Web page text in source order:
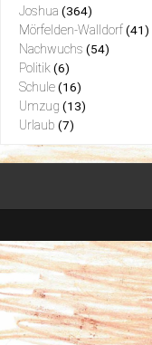
Joshua (364)
Mörfelden-Walldorf (41)
Nachwuchs (54)
Politik (6)
Schule (16)
Umzug (13)
Urlaub (7)